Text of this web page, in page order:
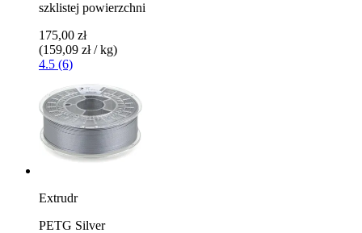
szklistej powierzchni
175,00 zł
(159,09 zł / kg)
4.5 (6)
Extrudr
PETG Silver